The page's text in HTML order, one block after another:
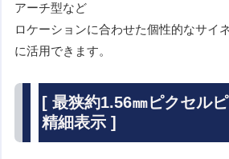
アーチ型など
ロケーションに合わせた個性的なサイ
に活用できます。
[ 最狭約1.56㎜ピクセル
精細表示 ]